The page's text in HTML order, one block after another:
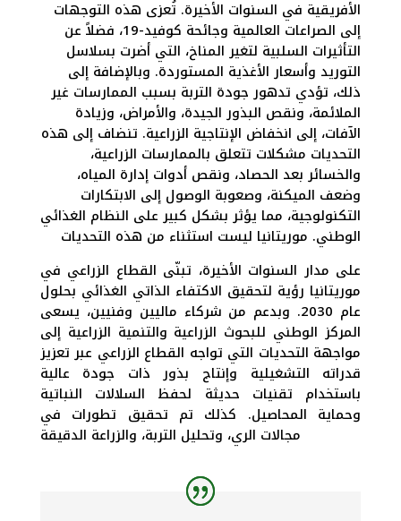
الأفريقية في السنوات الأخيرة. تُعزى هذه التوجهات
إلى الصراعات العالمية وجائحة كوفيد-19، فضلاً عن
التأثيرات السلبية لتغير المناخ، التي أضرت بسلاسل
التوريد وأسعار الأغذية المستوردة. وبالإضافة إلى
ذلك، تؤدي تدهور جودة التربة بسبب الممارسات غير
الملائمة، ونقص البذور الجيدة، والأمراض، وزيادة
الآفات، إلى انخفاض الإنتاجية الزراعية. تنضاف إلى هذه
التحديات مشكلات تتعلق بالممارسات الزراعية،
والخسائر بعد الحصاد، ونقص أدوات إدارة المياه،
وضعف الميكنة، وصعوبة الوصول إلى الابتكارات
التكنولوجية، مما يؤثر بشكل كبير على النظام الغذائي
الوطني. موريتانيا ليست استثناء من هذه التحديات
على مدار السنوات الأخيرة، تبنّى القطاع الزراعي في
موريتانيا رؤية لتحقيق الاكتفاء الذاتي الغذائي بحلول
عام 2030. وبدعم من شركاء ماليين وفنيين، يسعى
المركز الوطني للبحوث الزراعية والتنمية الزراعية إلى
مواجهة التحديات التي تواجه القطاع الزراعي عبر تعزيز
قدراته التشغيلية وإنتاج بذور ذات جودة عالية
باستخدام تقنيات حديثة لحفظ السلالات النباتية
وحماية المحاصيل. كذلك تم تحقيق تطورات في
مجالات الري، وتحليل التربة، والزراعة الدقيقة